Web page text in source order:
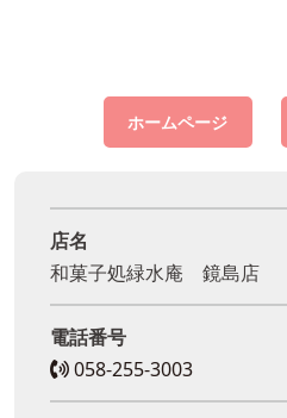
ホームページ
店名
和菓子処緑水庵 鏡島店
電話番号
058-255-3003